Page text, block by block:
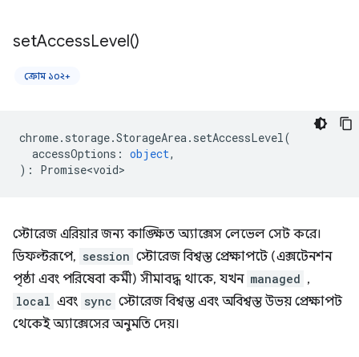
setAccessLevel()
ক্রোম ১০২+
chrome. storage.StorageArea. setAccessLevel(
accessOptions : object,
) : Promise<void>
স্টোরেজ এরিয়ার জন্য কাঙ্ক্ষিত অ্যাক্সেস লেভেল সেট করে।
ডিফল্টরূপে, session স্টোরেজ বিশ্বস্ত প্রেক্ষাপটে (এক্সটেনশন
পৃষ্ঠা এবং পরিষেবা কর্মী) সীমাবদ্ধ থাকে, যখন managed ,
local এবং sync স্টোরেজ বিশ্বস্ত এবং অবিশ্বস্ত উভয় প্রেক্ষাপট
থেকেই অ্যাক্সেসের অনুমতি দেয়।